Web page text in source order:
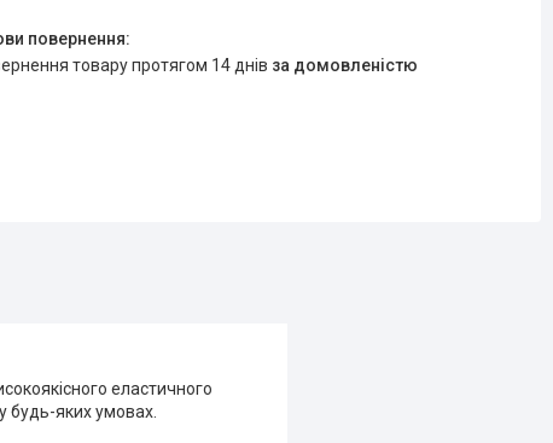
товару протягом 14 днів за домовленістю
еластичного
будь-яких умовах.